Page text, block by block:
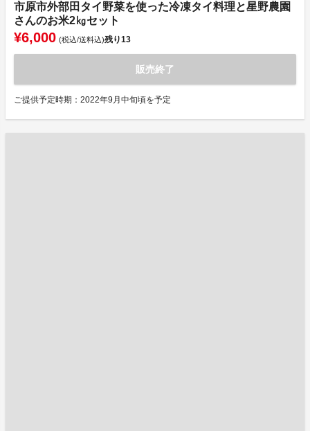
市原市外部田タイ野菜を使った冷凍タイ料理と星野農園
さんのお米2㎏セット
¥6,000 (税込/送料込)残り13
販売終了
ご提供予定時期：2022年9月中旬頃を予定